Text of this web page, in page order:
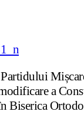
a
Biserica